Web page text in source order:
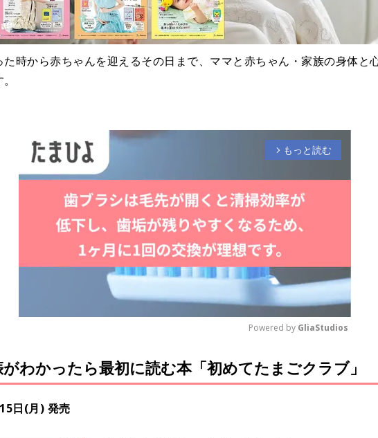
時から赤ちゃんを迎えるその日まで、ママと赤ちゃん・家族の身体と
arrow_forward_ios もっと読む
M
u
Powered by GliaStudios
がわかったら最初に読む本「初めてたまごクラブ」
日(月) 発売